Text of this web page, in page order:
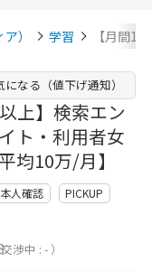
） 学習 【月間
上】検索エン
ト・利用者女
均10万/月】
になる（値下げ通知）
本人確認
PICKUP
渉中 : - ）